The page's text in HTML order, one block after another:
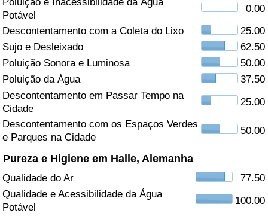
Potável
0.00
Descontentamento com a Coleta do Lixo
25.00
Sujo e Desleixado
62.50
Poluição Sonora e Luminosa
50.00
Poluição da Água
37.50
Descontentamento em Passar Tempo na
Cidade
25.00
Descontentamento com os Espaços Verdes
e Parques na Cidade
50.00
Pureza e Higiene em Halle, Alemanha
Qualidade do Ar
77.50
Qualidade e Acessibilidade da Água
Potável
100.00
Índice de criminalidade por país
Saúde
Indicador de Saúde (Atual)
Indicador de Saúde
Indicador de Saúde por País
Indicador de Poluição (Atual)